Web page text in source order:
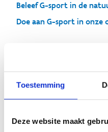
Toestemming
Deze website maakt
Beleef G-sport in de
Doe aan G-sport in onze
Ga op
provincie